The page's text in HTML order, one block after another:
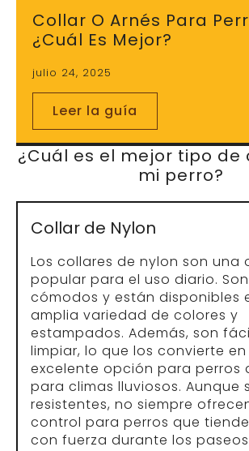
Collar O Arnés Para
¿cuál Es Mejor?
julio 24, 2025
Leer la guía
¿Cuál es el mejor tipo de
mi perro?
Collar de Nylon
Los collares de nylon son una
popular para el uso diario.
cómodos y están disponibles
amplia variedad de colores y
estampados. Además, son
limpiar, lo que los convierte
excelente opción para perros
para climas lluviosos. Aunque
resistentes, no siempre
control para perros que
con fuerza durante los